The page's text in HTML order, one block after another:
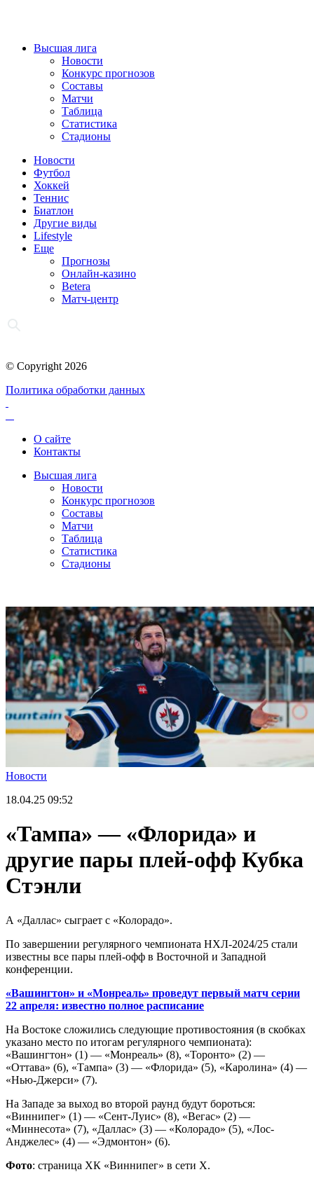
Высшая лига
Новости
Конкурс прогнозов
Составы
Матчи
Таблица
Статистика
Стадионы
Новости
Футбол
Хоккей
Теннис
Биатлон
Другие виды
Lifestyle
Еще
Прогнозы
Онлайн-казино
Betera
Матч-центр
© Copyright 2026
Политика обработки данных
О сайте
Контакты
Высшая лига
Новости
Конкурс прогнозов
Составы
Матчи
Таблица
Статистика
Стадионы
Новости
18.04.25 09:52
«Тампа» — «Флорида» и
другие пары плей-офф Кубка
Стэнли
А «Даллас» сыграет с «Колорадо».
По завершении регулярного чемпионата НХЛ-2024/25 стали
известны все пары плей-офф в Восточной и Западной
конференции.
«Вашингтон» и «Монреаль» проведут первый матч серии
22 апреля: известно полное расписание
На Востоке сложились следующие противостояния (в скобках
указано место по итогам регулярного чемпионата):
«Вашингтон» (1) — «Монреаль» (8), «Торонто» (2) —
«Оттава» (6), «Тампа» (3) — «Флорида» (5), «Каролина» (4) —
«Нью-Джерси» (7).
На Западе за выход во второй раунд будут бороться:
«Виннипег» (1) — «Сент-Луис» (8), «Вегас» (2) —
«Миннесота» (7), «Даллас» (3) — «Колорадо» (5), «Лос-
Анджелес» (4) — «Эдмонтон» (6).
Фото: страница ХК «Виннипег» в сети Х.